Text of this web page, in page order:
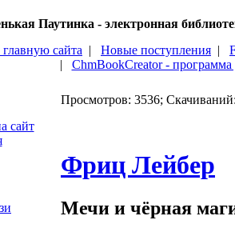
Паутинка - электронная
сайта | Новые поступления |
| ChmBookCreator -
сайт
Просмотров: 3536;
Фриц Лейбер
Мечи и чёрная